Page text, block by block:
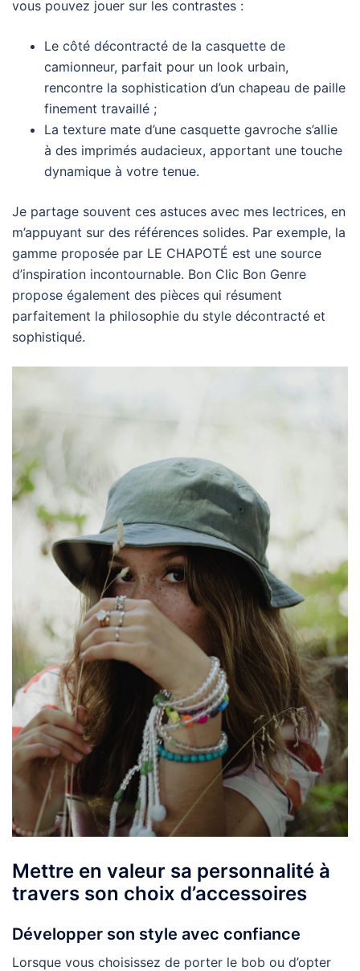
vous pouvez jouer sur les contrastes :
Le côté décontracté de la casquette de
camionneur, parfait pour un look urbain,
rencontre la sophistication d’un chapeau de paille
finement travaillé ;
La texture mate d’une casquette gavroche s’allie
à des imprimés audacieux, apportant une touche
dynamique à votre tenue.
Je partage souvent ces astuces avec mes lectrices, en
m’appuyant sur des références solides. Par exemple, la
gamme proposée par LE CHAPOTÉ est une source
d’inspiration incontournable. Bon Clic Bon Genre
propose également des pièces qui résument
parfaitement la philosophie du style décontracté et
sophistiqué.
Mettre en valeur sa personnalité à
travers son choix d’accessoires
Développer son style avec confiance
Lorsque vous choisissez de porter le bob ou d’opter